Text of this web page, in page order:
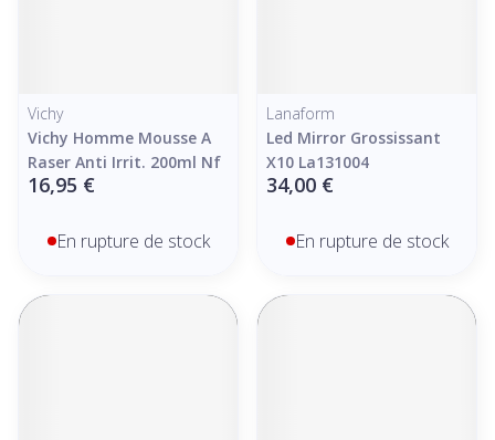
Vichy
Vichy Homme Mousse A
Raser Anti Irrit. 200ml Nf
16,95 €
En rupture de stock
Lanaform
Led Mirror Grossissant
X10 La131004
34,00 €
En rupture de stock